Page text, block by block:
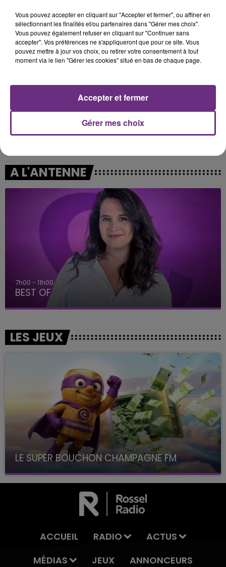
23h45
23h45
We Are Young
23h42
23h42
Comme Caroline
A L'ANTENNE
7h00 - 11h00
BEST OF
LES JEUX
LE SUPER BOUCHON CHAMPAGNE FM
avec La Famille Champagne FM, à 8H10
ACCUEIL RADIO
ACTUS
MÉDIAS
JEUX ANNONCEURS
Vous pouvez accepter en cliquant sur "Accepter et fermer", ou affiner en
sélectionnant les finalités et/ou partenaires dans "Gérer mes choix".
Vous pouvez également refuser en cliquant sur "Continuer sans
accepter". Vos préférences ne s'appliqueront que pour ce site. Vous
pouvez mettre à jour vos choix, ou retirer votre consentement à tout
moment via le lien "Gérer les cookies" situé en bas de chaque page.
Gérer mes choix
Accepter et fermer